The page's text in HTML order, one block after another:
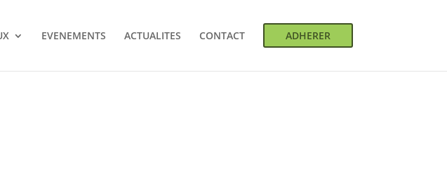
EVENEMENTS ACTUALITES CONTACT ADHERER